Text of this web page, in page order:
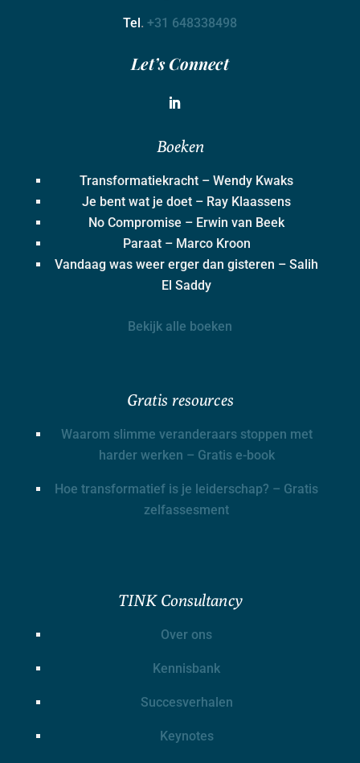
Tel. +31 648338498
Let’s Connect
Boeken
Transformatiekracht – Wendy Kwaks
Je bent wat je doet – Ray Klaassens
No Compromise – Erwin van Beek
Paraat – Marco Kroon
Vandaag was weer erger dan gisteren – Salih
El Saddy
Bekijk alle boeken
Gratis resources
Waarom slimme veranderaars stoppen met
harder werken – Gratis e-book
Hoe transformatief is je leiderschap? – Gratis
zelfassesment
TINK Consultancy
Over ons
Kennisbank
Succesverhalen
Keynotes